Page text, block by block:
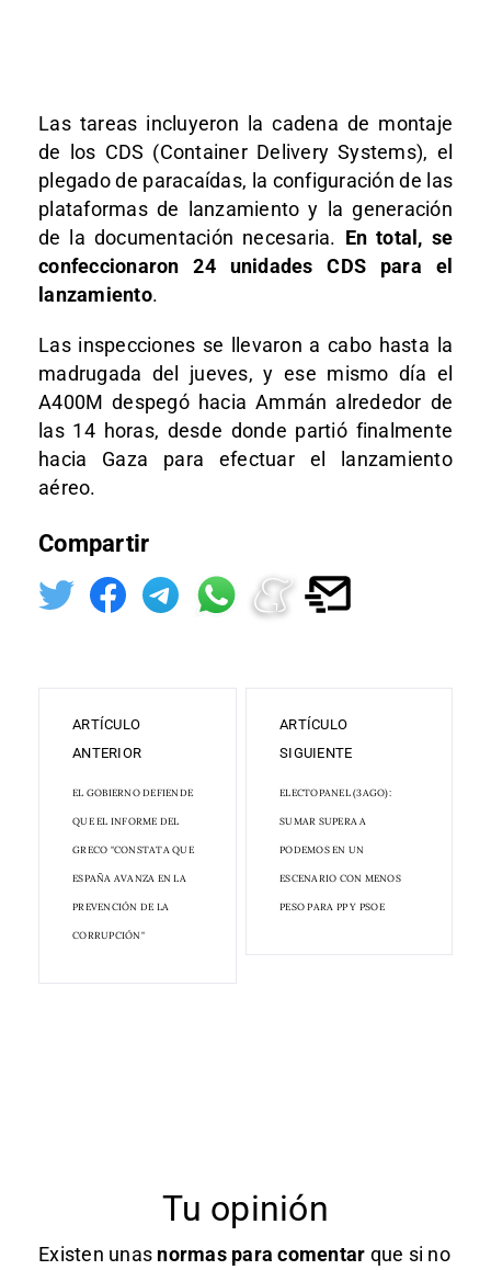
Las tareas incluyeron la cadena de montaje
de los CDS (Container Delivery Systems), el
plegado de paracaídas, la configuración de las
plataformas de lanzamiento y la generación
de la documentación necesaria. En total, se
confeccionaron 24 unidades CDS para el
lanzamiento.
Las inspecciones se llevaron a cabo hasta la
madrugada del jueves, y ese mismo día el
A400M despegó hacia Ammán alrededor de
las 14 horas, desde donde partió finalmente
hacia Gaza para efectuar el lanzamiento
aéreo.
Compartir
ARTÍCULO
ANTERIOR
EL GOBIERNO DEFIENDE
QUE EL INFORME DEL
GRECO "CONSTATA QUE
ESPAÑA AVANZA EN LA
PREVENCIÓN DE LA
CORRUPCIÓN"
ARTÍCULO
SIGUIENTE
ELECTOPANEL (3AGO):
SUMAR SUPERA A
PODEMOS EN UN
ESCENARIO CON MENOS
PESO PARA PP Y PSOE
Tu opinión
Existen unas normas para comentar que si no